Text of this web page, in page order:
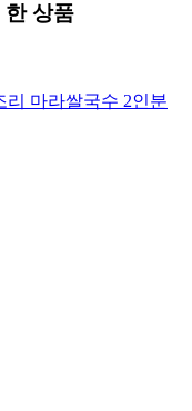
한 상품
리 마라쌀국수 2인분